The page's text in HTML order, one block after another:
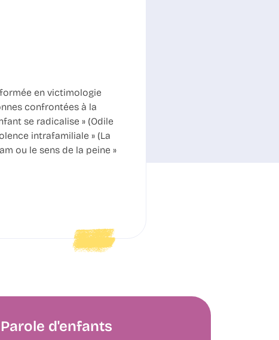
en victimologie
confrontées à la
se radicalise » (Odile
intrafamiliale » (La
ou le sens de la peine »
Parole d'enfants